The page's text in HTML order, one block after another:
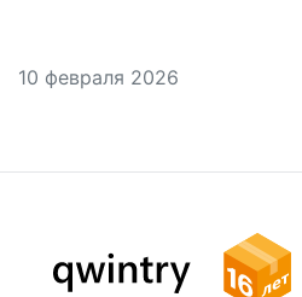
10 февраля 2026